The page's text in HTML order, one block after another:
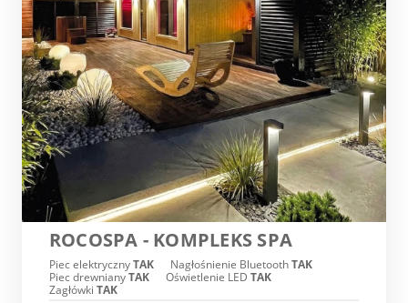
ROCOSPA - KOMPLEKS SPA
Piec elektrycznyTAK Nagłośnienie BluetoothTAK
Piec drewnianyTAK Oświetlenie LED TAK
Zagłówki TAK